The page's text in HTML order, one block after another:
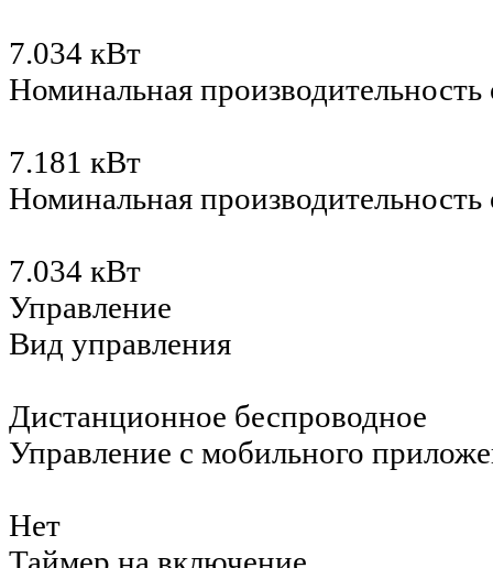
7.034 кВт
Номинальная производительность
7.181 кВт
Номинальная
7.034 кВт
Управление
Вид управления
Дистанционное беспроводное
Управление c мобильного
Нет